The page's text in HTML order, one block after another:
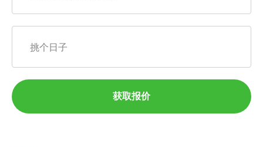
挑个日子
获取报价